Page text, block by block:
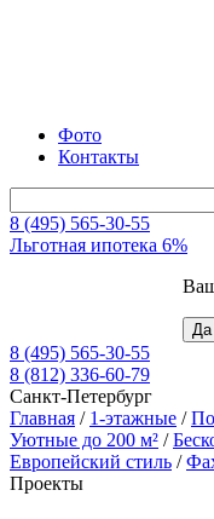
Фото
Контакты
8 (495) 565-30-55
Льготная ипотека 6%
8 (495) 565-30-55
8 (812) 336-60-79
Санкт-Петербург
Главная / 1-этажные /
Уютные до 200 м² /
Европейский стиль /
Проекты